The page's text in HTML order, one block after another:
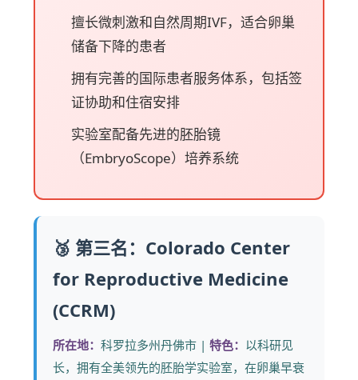
擅长微刺激和自然周期IVF，适合卵巢
储备下降的患者
拥有完善的国际患者服务体系，包括签
证协助和住宿安排
实验室配备先进的胚胎镜
（EmbryoScope）培养系统
🥉 第三名：Colorado Center
for Reproductive Medicine
(CCRM)
所在地：科罗拉多州丹佛市 |特色： 以科研见
长，拥有全美领先的胚胎学实验室，在卵巢早衰